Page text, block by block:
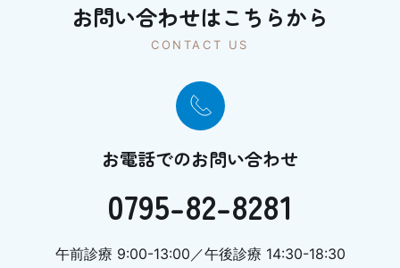
お問い合わせはこちらから
CONTACT US
お電話でのお問い合わせ
0795-82-8281
午前診療 9:00-13:00／午後診療 14:30-18:30